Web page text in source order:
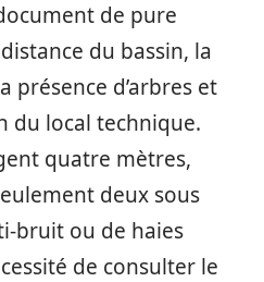
de pure
du bassin, la
présence d’arbres et
du local technique.
quatre mètres,
deux sous
bruit ou de haies
de consulter le